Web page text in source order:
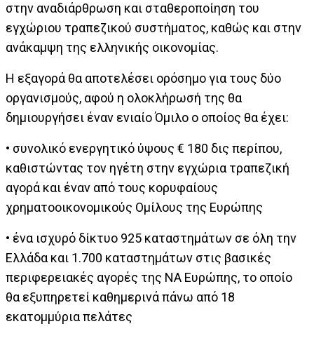
στην αναδιάρθρωση και σταθεροποίηση του
εγχώριου τραπεζικού συστήματος, καθώς και στην
ανάκαμψη της ελληνικής οικονομίας.
Η εξαγορά θα αποτελέσει ορόσημο για τους δύο
οργανισμούς, αφού η ολοκλήρωσή της θα
δημιουργήσει έναν ενιαίο Όμιλο ο οποίος θα έχει:
• συνολικό ενεργητικό ύψους € 180 δις περίπου,
καθιστώντας τον ηγέτη στην εγχώρια τραπεζική
αγορά και έναν από τους κορυφαίους
χρηματοοικονομικούς Ομίλους της Ευρώπης
• ένα ισχυρό δίκτυο 925 καταστημάτων σε όλη την
Ελλάδα και 1.700 καταστημάτων στις βασικές
περιφερειακές αγορές της ΝΑ Ευρώπης, το οποίο
θα εξυπηρετεί καθημερινά πάνω από 18
εκατομμύρια πελάτες